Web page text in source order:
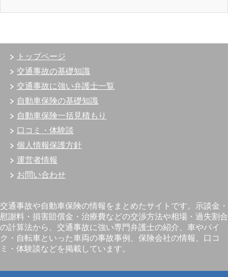
トップページ
交通事故の基礎知識
交通事故に強い弁護士一覧
自動車保険の基礎知識
自動車保険一括見積もり
口コミ・体験談
個人情報保護方針
運営者情報
お問い合わせ
交通事故や自動車保険の情報をまとめたサイトです。示談金・
慰謝料・損害賠償金・治療費などの交渉方法や相場・過失割合
の計算法から、交通事故に強い専門弁護士の紹介、車やバイ
ク・自転車といった車両の事故事例、保険会社の情報、口コ
ミ・体験談などを掲載しています。